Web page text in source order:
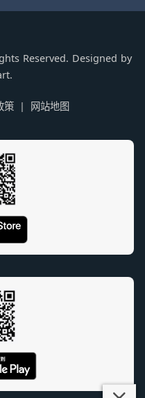
Reserved. Designed by
策 网站地图